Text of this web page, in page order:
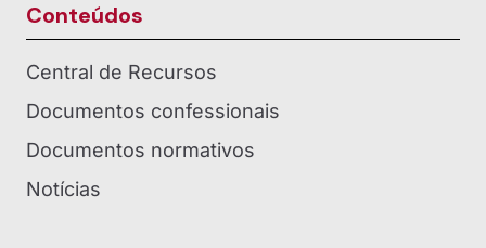
Conteúdos
Central de Recursos
Documentos confessionais
Documentos normativos
Notícias